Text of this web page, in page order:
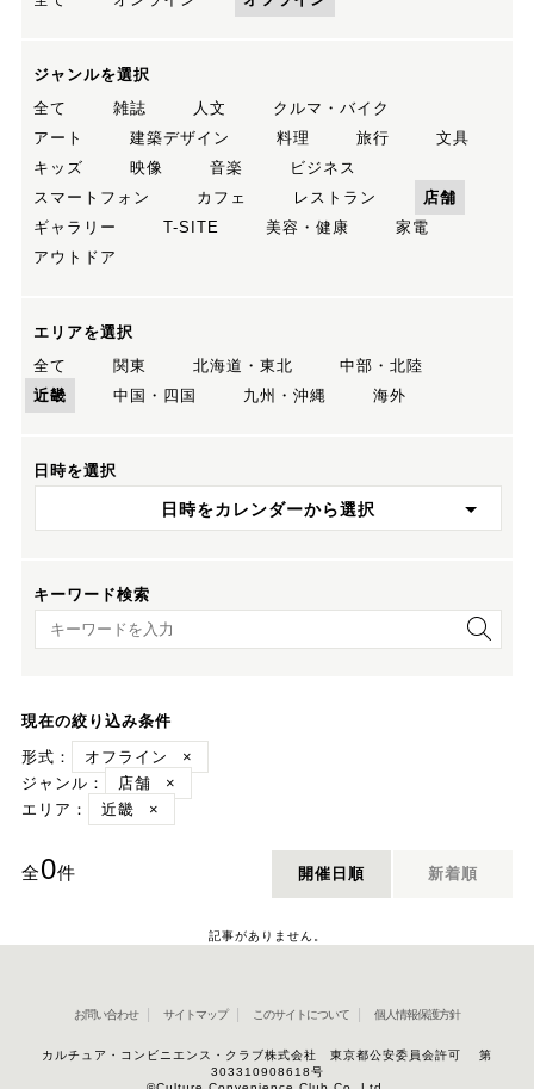
ジャンルを選択
全て
雑誌 人文
クルマ・バイク
アート
建築デザイン 料理 旅行
文具
キッズ
映像 音楽
ビジネス
スマートフォン
カフェ レストラン
店舗
ギャラリー
T-SITE 美容・健康
家電
アウトドア
エリアを選択
全て
関東 北海道・東北
中部・北陸
近畿
中国・四国 九州・沖縄 海外
日時を選択
日時をカレンダーから選択
キーワード検索
キーワード検索
現在の絞り込み条件
形式：
オフライン
×
ジャンル：
店舗
×
エリア：
近畿 ×
全0件 開催日順 新着順
記事がありません。
お問い合わせ サイトマップ このサイトについて 個人情報保護方針
カルチュア・コンビニエンス・クラブ株式会社 東京都公安委員会許可 第
303310908618号